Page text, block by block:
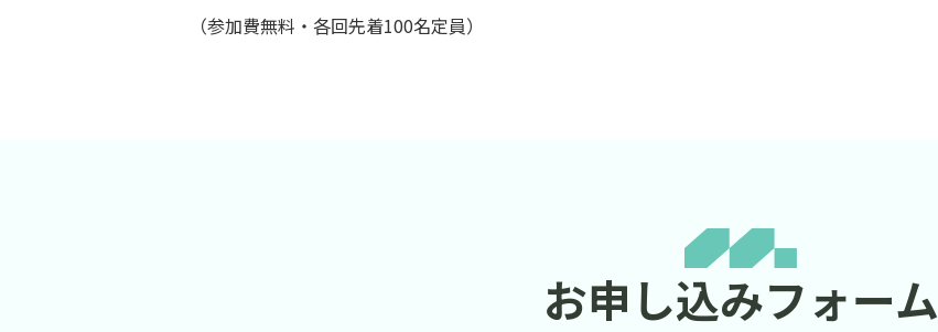
（参加費無料・各回先着100名定員）
お申し込みフォーム